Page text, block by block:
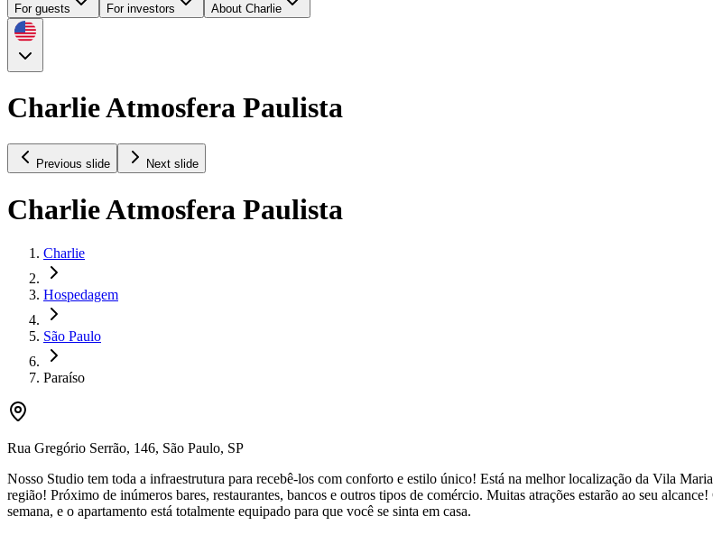
For guests For investors About Charlie
Charlie Atmosfera Paulista
Previous slide Next slide
Charlie Atmosfera Paulista
Charlie
Hospedagem
São Paulo
Paraíso
Rua Gregório Serrão, 146, São Paulo, SP
Nosso Studio tem toda a infraestrutura para recebê-los com conforto e estilo único! Está na melhor localização da Vila
região! Próximo de inúmeros bares, restaurantes, bancos e outros tipos de comércio. Muitas atrações estarão ao seu
semana, e o apartamento está totalmente equipado para que você se sinta em casa.